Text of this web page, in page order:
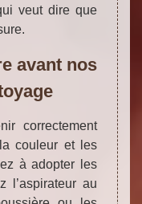
veut dire que
avant nos
correctement
couleur et les
à adopter les
l’aspirateur au